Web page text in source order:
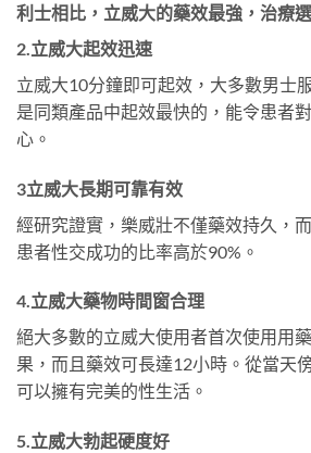
利士相比，立威大的藥效最強，治療
2.立威大起效迅速
立威大10分鐘即可起效，大多數男士
是同類產品中起效最快的，能令患者
心。
3立威大長期可靠有效
經研究證實，樂威壯不僅藥效持久，
患者性交成功的比率高於90%。
4.立威大藥物時間窗合理
絕大多數的立威大使用者首次使用用
果，而且藥效可長達12小時。從當天
可以擁有完美的性生活。
5.立威大勃起硬度好